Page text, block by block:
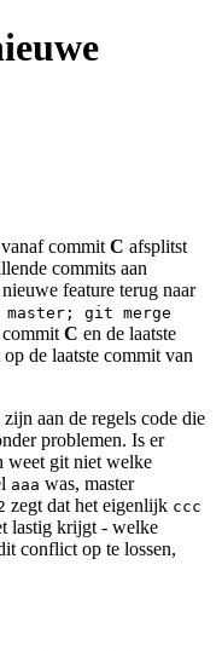
commit C afsplitst
commits aan
feature terug naar
git merge
C en de laatste
de laatste commit van
aan de regels code die
problemen. Is er
weet git niet welke
aaa was, master
zegt dat het eigenlijk ccc
lastig krijgt - welke
conflict op te lossen,